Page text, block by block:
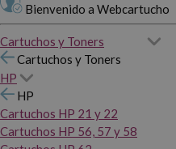
Bienvenido a Webcartucho
Cartuchos y Toners
Cartuchos y Toners
HP
HP
Cartuchos HP 21 y 22
Cartuchos HP 56, 57 y 58